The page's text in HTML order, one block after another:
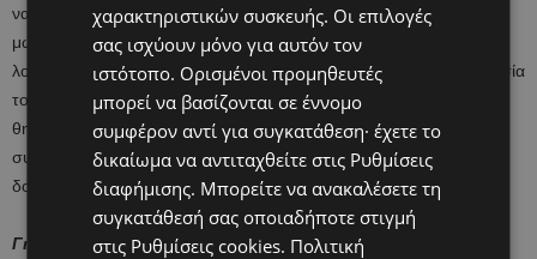
να μην χρειαστεί να βγάλει και να ξαναβάλει το καθισματάκι του
μωρού. Μπορεί να πάει στο σούπερ-μάρκετ ή να πληρώσει τους
λογαριασμούς. Αν ξεχάσει κάτι, θα πρέπει να κάνει την προετοιμασία
του μωρού ξανά απ’ την αρχή. Όταν γυρίσει σπίτι, πρέπει να το
θηλάσει, να του αλλάξει την πάνα και να το βάλει για ύπνο. Μετά
συμμαζεύει την κουζίνα και βάζει πλυντήριο ρούχων. Αφού δεν
δουλεύει!
Γιατρός : Όταν επιστρέφετε σπίτι το απόγευμα τι κάνετε;
χαρακτηριστικών συσκευής. Οι επιλογές
σας ισχύουν μόνο για αυτόν τον
ιστότοπο. Ορισμένοι προμηθευτές
μπορεί να βασίζονται σε έννομο
συμφέρον αντί για συγκατάθεση· έχετε το
δικαίωμα να αντιταχθείτε στις Ρυθμίσεις
διαφήμισης. Μπορείτε να ανακαλέσετε τη
συγκατάθεσή σας οποιαδήποτε στιγμή
στις Ρυθμίσεις cookies. Πολιτική